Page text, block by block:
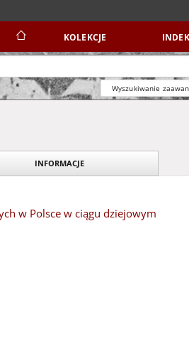
KOLEKCJE
Wyszukiwanie
INFORMACJE
w Polsce w ciągu dziejowym